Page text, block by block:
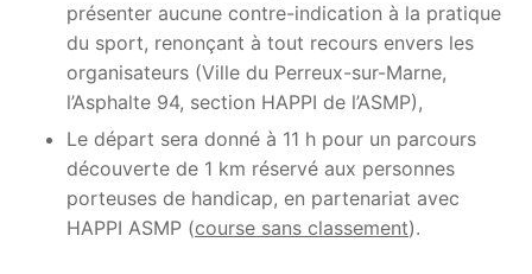
présenter aucune contre-indication à la pratique
du sport, renonçant à tout recours envers les
organisateurs (Ville du Perreux-sur-Marne,
l’Asphalte 94, section HAPPI de l’ASMP),
Le départ sera donné à 11 h pour un parcours
découverte de 1 km réservé aux personnes
porteuses de handicap, en partenariat avec
HAPPI ASMP (course sans classement).